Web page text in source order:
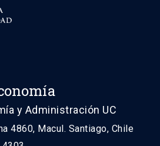
y Administración UC
4860, Macul. Santiago, Chile